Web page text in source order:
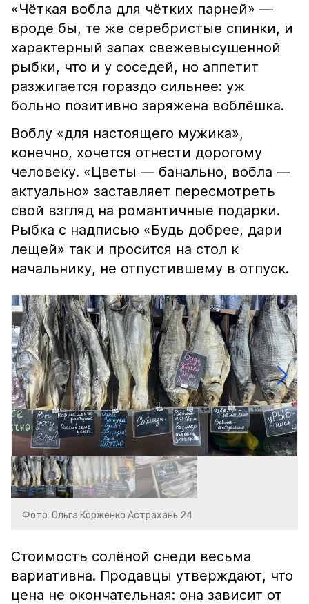
«Чёткая вобла для чётких парней» —
вроде бы, те же серебристые спинки, и
характерный запах свежевысушенной
рыбки, что и у соседей, но аппетит
разжигается гораздо сильнее: уж
больно позитивно заряжена воблёшка.
Воблу «для настоящего мужика»,
конечно, хочется отнести дорогому
человеку. «Цветы — банально, вобла —
актуально» заставляет пересмотреть
свой взгляд на романтичные подарки.
Рыбка с надписью «Будь добрее, дари
лещей» так и просится на стол к
начальнику, не отпустившему в отпуск.
Фото: Ольга Корженко Астрахань 24
Стоимость солёной снеди весьма
вариативна. Продавцы утверждают, что
цена не окончательная: она зависит от